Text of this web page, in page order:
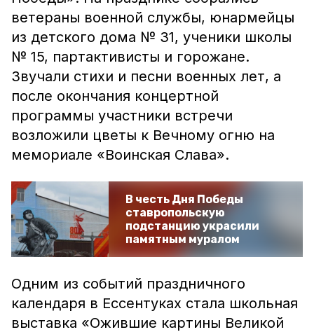
ветераны военной службы, юнармейцы
из детского дома № 31, ученики школы
№ 15, партактивисты и горожане.
Звучали стихи и песни военных лет, а
после окончания концертной
программы участники встречи
возложили цветы к Вечному огню на
мемориале «Воинская Слава».
В честь Дня Победы
ставропольскую
подстанцию украсили
памятным муралом
Одним из событий праздничного
календаря в Ессентуках стала школьная
выставка «Ожившие картины Великой